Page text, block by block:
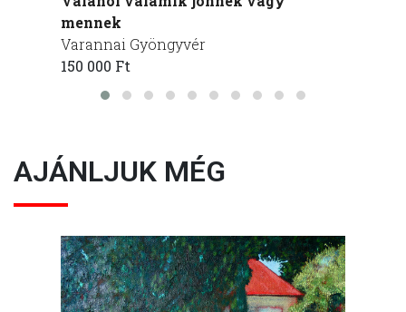
mennek
Varannai Gyöngyvér
150 000 Ft
AJÁNLJUK MÉG